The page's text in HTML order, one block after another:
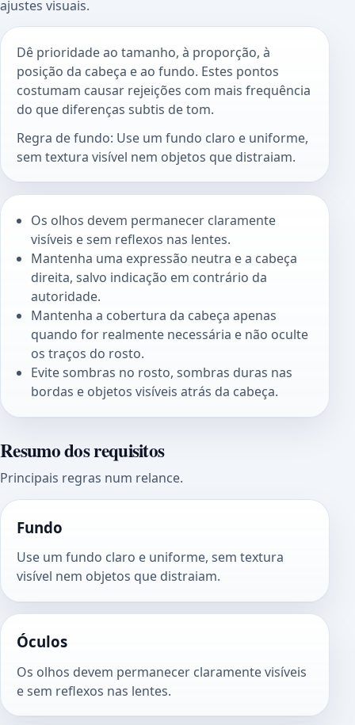
ajustes visuais.
Dê prioridade ao tamanho, à proporção, à
posição da cabeça e ao fundo. Estes pontos
costumam causar rejeições com mais frequência
do que diferenças subtis de tom.
Regra de fundo: Use um fundo claro e uniforme,
sem textura visível nem objetos que distraiam.
Os olhos devem permanecer claramente
visíveis e sem reflexos nas lentes.
Mantenha uma expressão neutra e a cabeça
direita, salvo indicação em contrário da
autoridade.
Mantenha a cobertura da cabeça apenas
quando for realmente necessária e não oculte
os traços do rosto.
Evite sombras no rosto, sombras duras nas
bordas e objetos visíveis atrás da cabeça.
Resumo dos requisitos
Principais regras num relance.
Fundo
Use um fundo claro e uniforme, sem textura
visível nem objetos que distraiam.
Óculos
Os olhos devem permanecer claramente visíveis
e sem reflexos nas lentes.